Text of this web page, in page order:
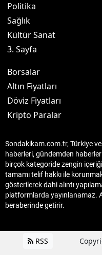
Politika
Sağlık
Kültür Sanat
3. Sayfa
Borsalar
Altın Fiyatları
Döviz Fiyatları
Kripto Paralar
Sondakikam.com.tr, Türkiye
haberleri, gündemden
birçok kategoride zengin
tamamı telif hakkı ile
gösterilerek dahi alıntı
platformlarda yayınlanamaz.
beraberinde getirir.
RSS